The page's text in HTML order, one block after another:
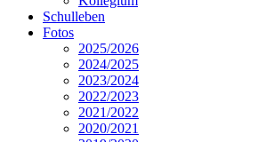
Schulleben
Fotos
2025/2026
2024/2025
2023/2024
2022/2023
2021/2022
2020/2021